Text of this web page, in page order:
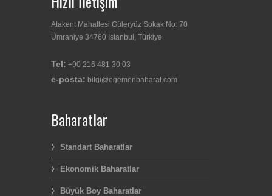
Atakent Mahallesi Güleryüz Sokak No: 70
Ümraniye 34760 İstanbul, Türkiye
Tel: +90 216 481 30 03
e-posta: bilgi@egemenbaharat.com
Baharatlar
Standart Baharatlar
Ekonomik Baharatlar
Büyük Boy Baharatlar